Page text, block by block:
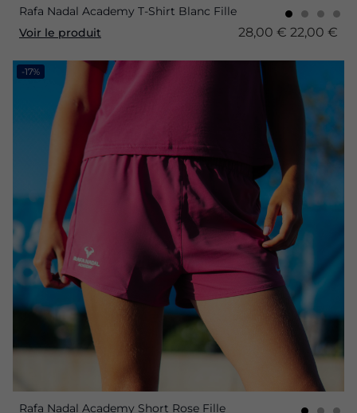
Rafa Nadal Academy T-Shirt Blanc Fille
Voir le produit
28,00 € 22,00 €
-17%
Rafa Nadal Academy Short Rose Fille